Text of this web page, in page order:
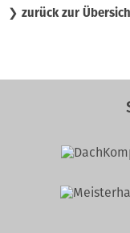
❯ zurück zur